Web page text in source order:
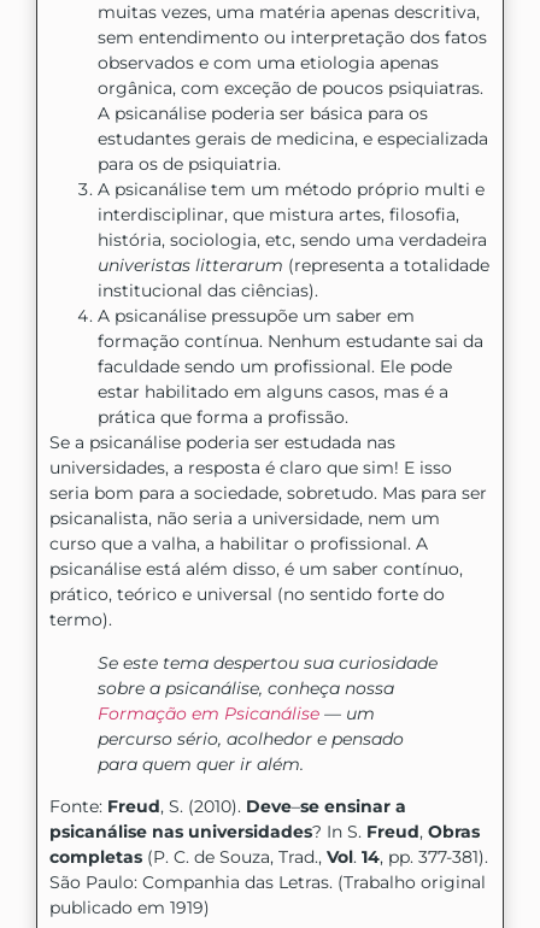
muitas vezes, uma matéria apenas descritiva,
sem entendimento ou interpretação dos fatos
observados e com uma etiologia apenas
orgânica, com exceção de poucos psiquiatras.
A psicanálise poderia ser básica para os
estudantes gerais de medicina, e especializada
para os de psiquiatria.
A psicanálise tem um método próprio multi e
interdisciplinar, que mistura artes, filosofia,
história, sociologia, etc, sendo uma verdadeira
univeristas litterarum (representa a totalidade
institucional das ciências).
A psicanálise pressupõe um saber em
formação contínua. Nenhum estudante sai da
faculdade sendo um profissional. Ele pode
estar habilitado em alguns casos, mas é a
prática que forma a profissão.
Se a psicanálise poderia ser estudada nas
universidades, a resposta é claro que sim! E isso
seria bom para a sociedade, sobretudo. Mas para ser
psicanalista, não seria a universidade, nem um
curso que a valha, a habilitar o profissional. A
psicanálise está além disso, é um saber contínuo,
prático, teórico e universal (no sentido forte do
termo).
Se este tema despertou sua curiosidade
sobre a psicanálise, conheça nossa
Formação em Psicanálise — um
percurso sério, acolhedor e pensado
para quem quer ir além.
Fonte: Freud, S. (2010). Deve–se ensinar a
psicanálise nas universidades? In S. Freud, Obras
completas (P. C. de Souza, Trad., Vol. 14, pp. 377-381).
São Paulo: Companhia das Letras. (Trabalho original
publicado em 1919)